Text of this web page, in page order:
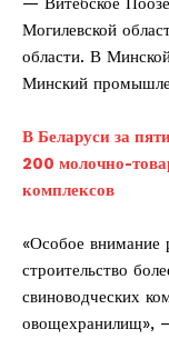
Могилевской
области. В
Минский
В Беларуси за
200 молочно-
комплексов
«Особое внимание
строительство
свиноводческих
овощехранилищ»,